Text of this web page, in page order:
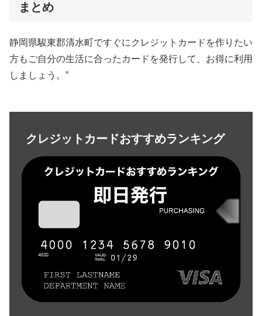
まとめ
静岡県駿東郡清水町ですぐにクレジットカードを作りたい
方もご自分の生活に合ったカードを発行して、お得に利用
しましょう。”
クレジットカードおすすめランキング